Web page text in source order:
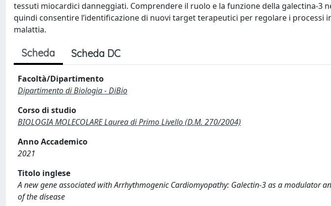
tessuti miocardici danneggiati. Comprendere il ruolo e la funzione della galectina-3
quindi consentire l’identificazione di nuovi target terapeutici per regolare i processi
malattia.
Scheda Scheda DC
Facoltà/Dipartimento
Dipartimento di Biologia - DiBio
Corso di studio
BIOLOGIA MOLECOLARE Laurea di Primo Livello (D.M. 270/2004)
Anno Accademico
2021
Titolo inglese
A new gene associated with Arrhythmogenic Cardiomyopathy: Galectin-3 as a modulator
of the disease